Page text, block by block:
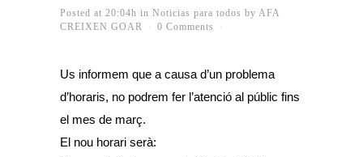
Posted at 20:04h in Noticias para todos by AFA
CREIXEN GOAR
0 Comments
Us informem que a causa d’un problema
d’horaris, no podrem fer l’atenció al públic fins
el mes de març.
El nou horari serà: